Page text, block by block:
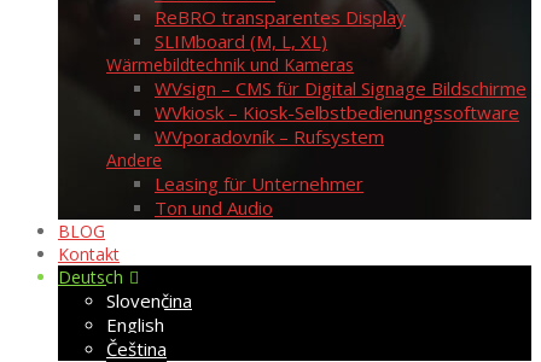
ReBRO transparentes Display
SLIMboard (M, L, XL)
Wärmebildtechnik und Kameras
WVsign – CMS für Digital Signage Bildschirme
WVkiosk – Kiosk-Selbstbedienungssoftware
WVporadovník – Rufsystem
Andere
Leasing für Unternehmer
Ton und Audio
BLOG
Kontakt
Deutsch
Slovenčina
English
Čeština